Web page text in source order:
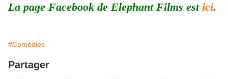
La page Facebook de Elephant Films est ici.
#Comédies
Partager